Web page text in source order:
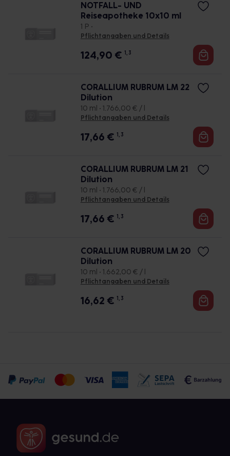
NOTFALL- UND
Reiseapotheke 10x10 ml
1 P •
Pflichtangaben und Details
124,90 € 1, 3
CORALLIUM RUBRUM LM 22
Dilution
10 ml • 1.766,00 € / l
Pflichtangaben und Details
17,66 € 1, 3
CORALLIUM RUBRUM LM 21
Dilution
10 ml • 1.766,00 € / l
Pflichtangaben und Details
17,66 € 1, 3
CORALLIUM RUBRUM LM 20
Dilution
10 ml • 1.662,00 € / l
Pflichtangaben und Details
16,62 € 1, 3